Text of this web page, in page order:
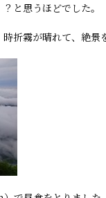
と思うほどでした。
折霧が晴れて、絶景